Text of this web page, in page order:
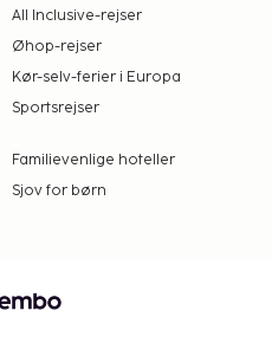
All Inclusive-rejser
Øhop-rejser
Kør-selv-ferier i Europa
Sportsrejser
Familievenlige hoteller
Sjov for børn